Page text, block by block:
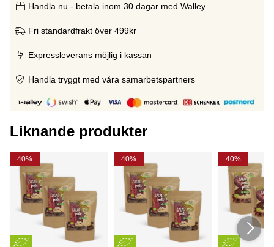
Handla nu - betala inom 30 dagar med Walley
Fri standardfrakt över 499kr
Expressleverans möjlig i kassan
Handla tryggt med våra samarbetspartners
Liknande produkter
40% 40% 40%